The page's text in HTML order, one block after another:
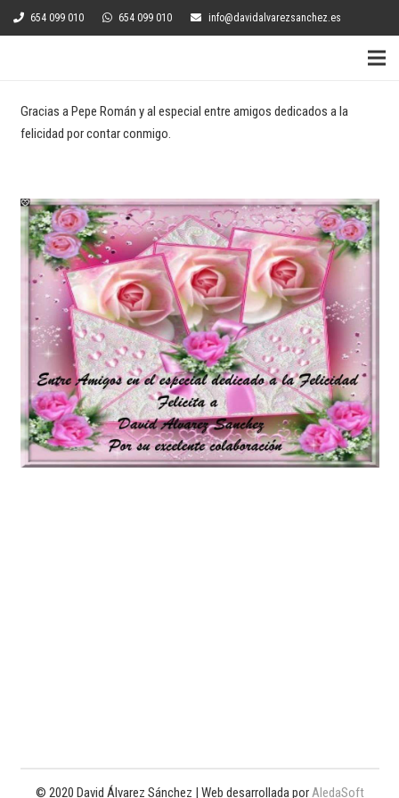
654 099 010 654 099 010 info@davidalvarezsanchez.es
Gracias a Pepe Román y al especial entre amigos dedicados a la
felicidad por contar conmigo.
© 2020 David Álvarez Sánchez | Web desarrollada porAledaSoft